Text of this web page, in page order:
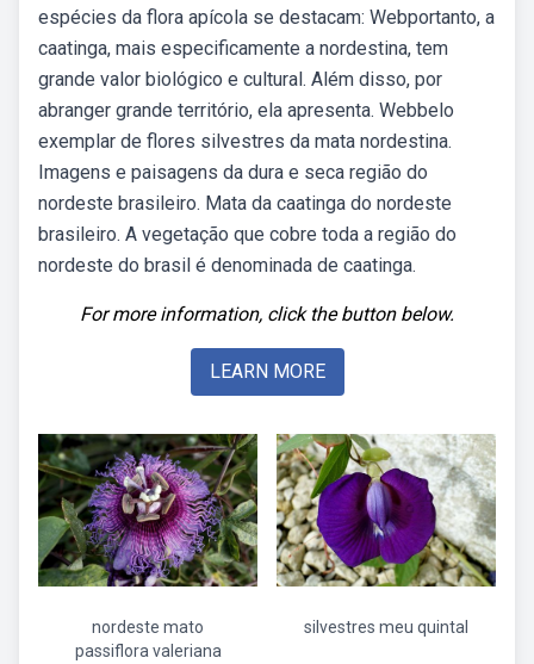
espécies da flora apícola se destacam: Webportanto, a
caatinga, mais especificamente a nordestina, tem
grande valor biológico e cultural. Além disso, por
abranger grande território, ela apresenta. Webbelo
exemplar de flores silvestres da mata nordestina.
Imagens e paisagens da dura e seca região do
nordeste brasileiro. Mata da caatinga do nordeste
brasileiro. A vegetação que cobre toda a região do
nordeste do brasil é denominada de caatinga.
For more information, click the button below.
LEARN MORE
nordeste mato
passiflora valeriana
silvestres meu quintal